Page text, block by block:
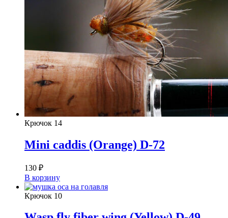
Крючок 14
Mini caddis (Orange) D-72
130 ₽
В корзину
Крючок 10